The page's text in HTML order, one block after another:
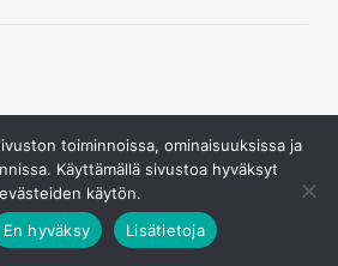
toiminnoissa, ominaisuuksissa ja
Käyttämällä sivustoa hyväksyt
evästeiden käytön.
En hyväksy Lisätietoja